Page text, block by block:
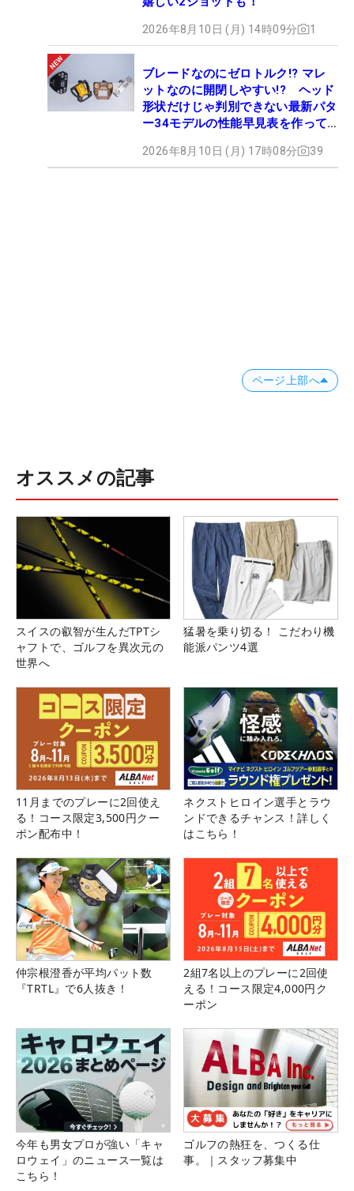
2026年8月10日 (月) 14時09分 1
ブレードなのにゼロトルク!? マレ
ットなのに開閉しやすい!? ヘッド
形状だけじゃ判別できない最新パタ
ー34モデルの性能早見表を作って
2026年8月10日 (月) 17時08分 39
ページ上部へ
オススメの記事
スイスの叡智が生んだTPTシ
ャフトで、ゴルフを異次元の
世界へ
猛暑を乗り切る！ こだわり機
能派パンツ4選
11月までのプレーに2回使え
る！コース限定3,500円クー
ポン配布中！
ネクストヒロイン選手とラウ
ンドできるチャンス！詳しく
はこちら！
仲宗根澄香が平均パット数
『TRTL』で6人抜き！
2組7名以上のプレーに2回使
える！コース限定4,000円ク
ーポン
今年も男女プロが強い「キャ
ロウェイ」のニュース一覧は
こちら！
ゴルフの熱狂を、つくる仕
事。｜スタッフ募集中